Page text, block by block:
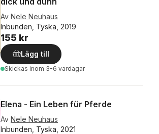
Av Nele Neuhaus
Inbunden, Tyska, 2019
155 kr
Lägg till
Skickas inom 3-6 vardagar
Elena - Ein Leben für Pferde
Av Nele Neuhaus
Inbunden, Tyska, 2021